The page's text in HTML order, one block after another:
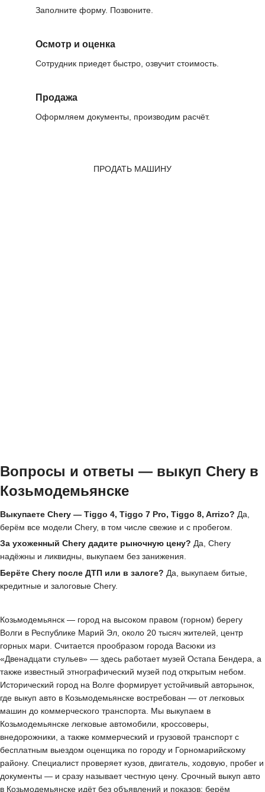
Заполните форму. Позвоните.
Осмотр и оценка
Сотрудник приедет быстро, озвучит стоимость.
Продажа
Оформляем документы, производим расчёт.
ПРОДАТЬ МАШИНУ
Вопросы и ответы — выкуп Chery в
Козьмодемьянске
Выкупаете Chery — Tiggo 4, Tiggo 7 Pro, Tiggo 8, Arrizo? Да,
берём все модели Chery, в том числе свежие и с пробегом.
За ухоженный Chery дадите рыночную цену? Да, Chery
надёжны и ликвидны, выкупаем без занижения.
Берёте Chery после ДТП или в залоге? Да, выкупаем битые,
кредитные и залоговые Chery.
Козьмодемьянск — город на высоком правом (горном) берегу
Волги в Республике Марий Эл, около 20 тысяч жителей, центр
горных мари. Считается прообразом города Васюки из
«Двенадцати стульев» — здесь работает музей Остапа Бендера, а
также известный этнографический музей под открытым небом.
Исторический город на Волге формирует устойчивый авторынок,
где выкуп авто в Козьмодемьянске востребован — от легковых
машин до коммерческого транспорта. Мы выкупаем в
Козьмодемьянске легковые автомобили, кроссоверы,
внедорожники, а также коммерческий и грузовой транспорт с
бесплатным выездом оценщика по городу и Горномарийскому
району. Специалист проверяет кузов, двигатель, ходовую, пробег и
документы — и сразу называет честную цену. Срочный выкуп авто
в Козьмодемьянске идёт без объявлений и показов: берём